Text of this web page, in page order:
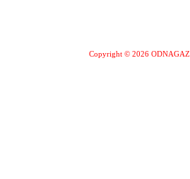
Copyright © 2026